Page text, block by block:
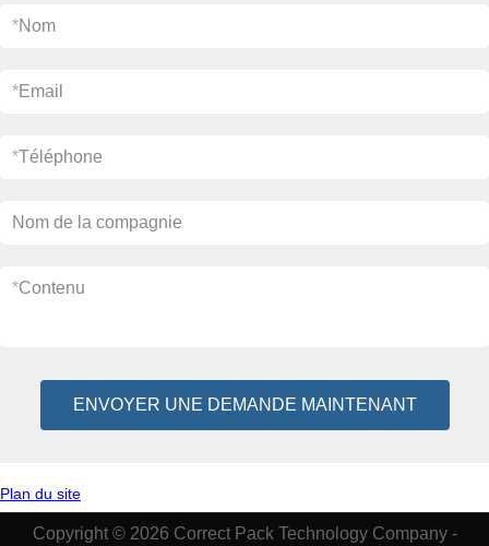
*Nom
*Email
*Téléphone
Nom de la compagnie
*Contenu
ENVOYER UNE DEMANDE MAINTENANT
Plan du site
Copyright © 2026 Correct Pack Technology Company -